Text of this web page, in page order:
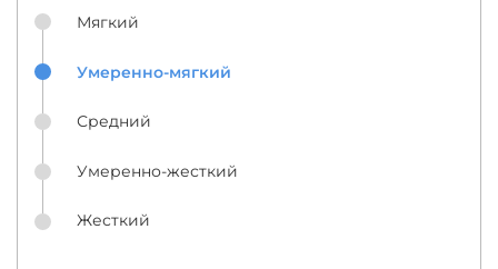
Мягкий
Умеренно-мягкий
Средний
Умеренно-жесткий
Жесткий